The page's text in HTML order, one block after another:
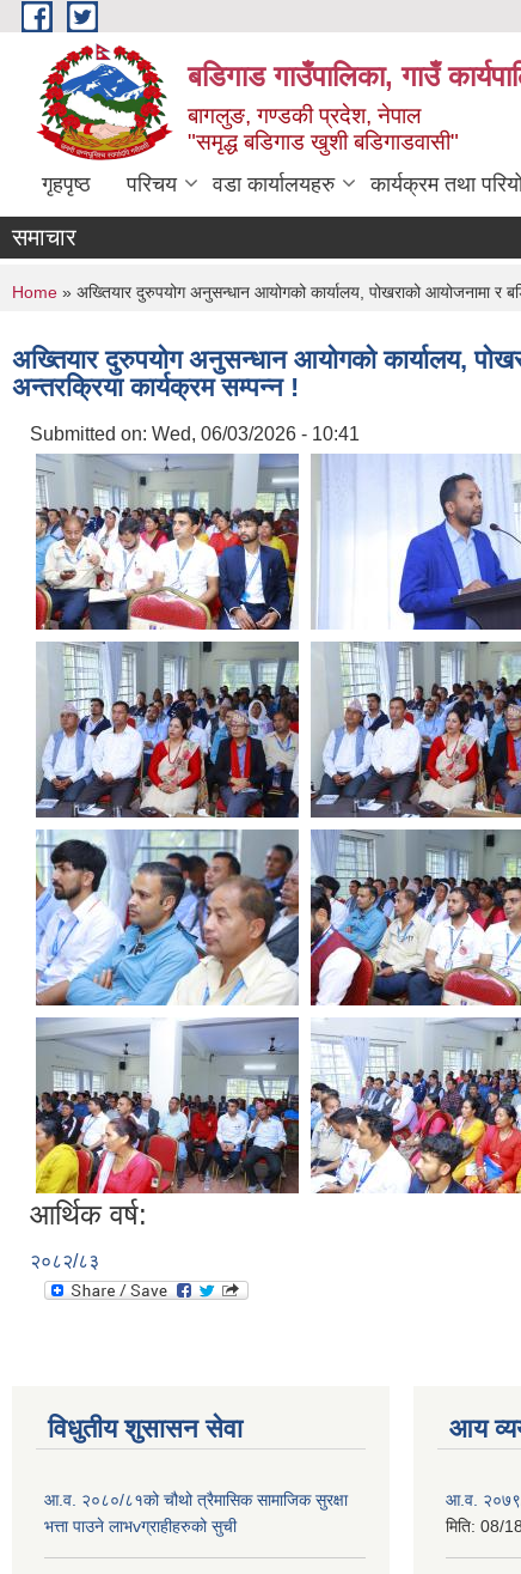
Skip to main content
बडिगाड गाउँपालिका, गाउँ
बागलुङ, गण्डकी प्रदेश, नेपाल
"समृद्ध बडिगाड खुशी बडिगाडवासी"
गृहपृष्ठ परिचय वडा कार्यालयहरु कार्यक्रम तथा
समाचार
You are here
Home » अख्तियार दुरुपयोग अनुसन्धान आयोगको कार्यालय, पोखराको आयोजनामा र
अख्तियार दुरुपयोग अनुसन्धान आयोगको कार्यालय,
अन्तरक्रिया कार्यक्रम सम्पन्न !
Submitted on: Wed, 06/03/2026 - 10:41
आर्थिक वर्ष:
२०८२/८३
विधुतीय शुसासन सेवा
आ.व. २०८०/८१को चौथो त्रैमासिक सामाजिक सुरक्षा
भत्ता पाउने लाभvग्राहीहरुको सुची
आय
आ.व.
मिति: 08/